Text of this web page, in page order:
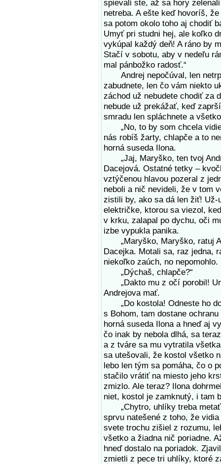
spievali ste, až sa hory
netreba. A ešte keď hovoríš,
sa potom okolo toho aj chodiť
Umyť pri studni hej, ale koľko
vykúpal každý deň! A ráno by
Stačí v sobotu, aby v nedeľu
mal pánbožko radosť.“
Andrej nepočúval, len
zabudnete, len čo vám niekto
záchod už nebudete chodiť za
nebude už prekážať, keď
smradu len spláchnete a
„No, to by som chcela
nás robíš žarty, chlapče a to
horná suseda Ilona.
„Jaj, Maryško, ten tvoj
Dacejová. Ostatné tetky –
vztýčenou hlavou pozeral z
neboli a nič nevideli, že v tom
zistili by, ako sa dá len žiť!
električke, ktorou sa viezol,
v krku, zalapal po dychu, oči
izbe vypukla panika.
„Maryško, Maryško, ratuj
Dacejka. Motali sa, raz jedna,
niekoľko zaúch, no nepomohlo.
„Dýchaš, chlapče?“
„Dakto mu z očí porobil!
Andrejova mať.
„Do kostola! Odneste ho do
s Bohom, tam dostane
horná suseda Ilona a hneď aj
čo inak by nebola dlhá, sa
a z tváre sa mu vytratila
sa utešovali, že kostol všetko
lebo len tým sa pomáha, čo o
stačilo vrátiť na miesto jeho
zmizlo. Ale teraz? Ilona
niet, kostol je zamknutý, i tam
„Chytro, uhlíky treba metať.
sprvu natešené z toho, že
svete trochu zišiel z rozumu,
všetko a žiadna nič poriadne.
hneď dostalo na poriadok.
zmietli z pece tri uhlíky, ktoré